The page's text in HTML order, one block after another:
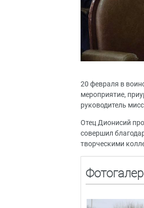
20 февраля в
мероприятие,
руководитель
Отец Дионисий
совершил
творческими